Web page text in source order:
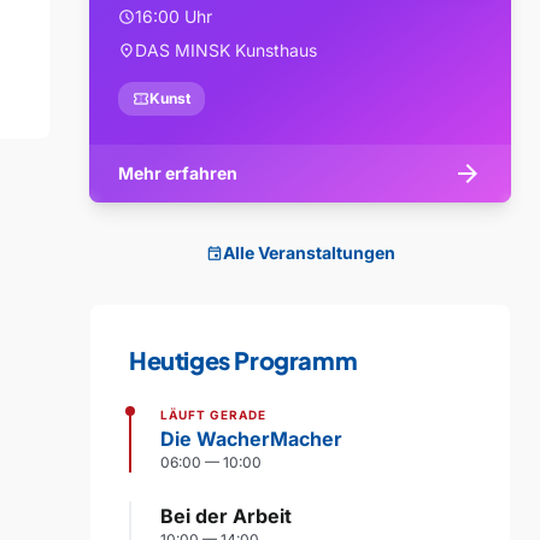
schedule16:00 Uhr
location_onDAS MINSK Kunsthaus
confirmation_numberKunst
Mehr erfahren arrow_forward
eventAlle Veranstaltungen
Heutiges Programm
LÄUFT GERADE
Die WacherMacher
06:00 — 10:00
Bei der Arbeit